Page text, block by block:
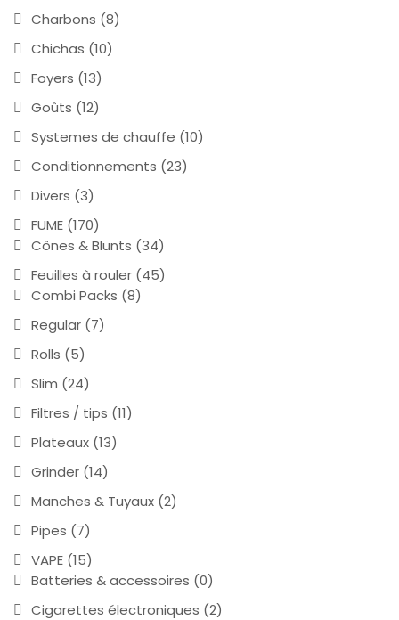
Charbons (8)
Chichas (10)
Foyers (13)
Goûts (12)
Systemes de chauffe (10)
Conditionnements (23)
Divers (3)
FUME (170)
Cônes & Blunts (34)
Feuilles à rouler (45)
Combi Packs (8)
Regular (7)
Rolls (5)
Slim (24)
Filtres / tips (11)
Plateaux (13)
Grinder (14)
Manches & Tuyaux (2)
Pipes (7)
VAPE (15)
Batteries & accessoires (0)
Cigarettes électroniques (2)